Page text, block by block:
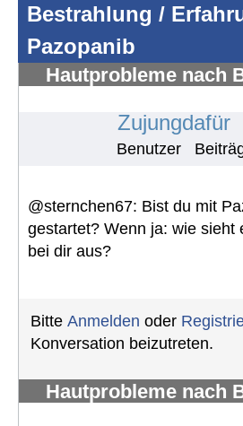
Bestrahlung /
Pazopanib
Hautprobleme nach
Zujungdafür
Benutzer
@sternchen67: Bist du mit
gestartet? Wenn ja: wie sieht
bei dir aus?
Bitte Anmelden oder
Konversation beizutreten.
Hautprobleme nach